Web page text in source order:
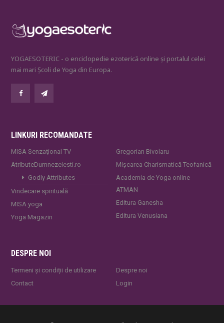
YOGAESOTERIC - o enciclopedie ezoterică online și portalul celei
mai mari Școli de Yoga din Europa.
LINKURI RECOMANDATE
MISA Senzaţional TV
AtributeDumnezeiesti.ro
Godly Attributes
Vindecare spirituală
MISA.yoga
Yoga Magazin
Gregorian Bivolaru
Mișcarea Charismatică Teofanică
Academia de Yoga online
ATMAN
Editura Ganesha
Editura Venusiana
DESPRE NOI
Termeni și condiții de utilizare
Contact
Despre noi
Login